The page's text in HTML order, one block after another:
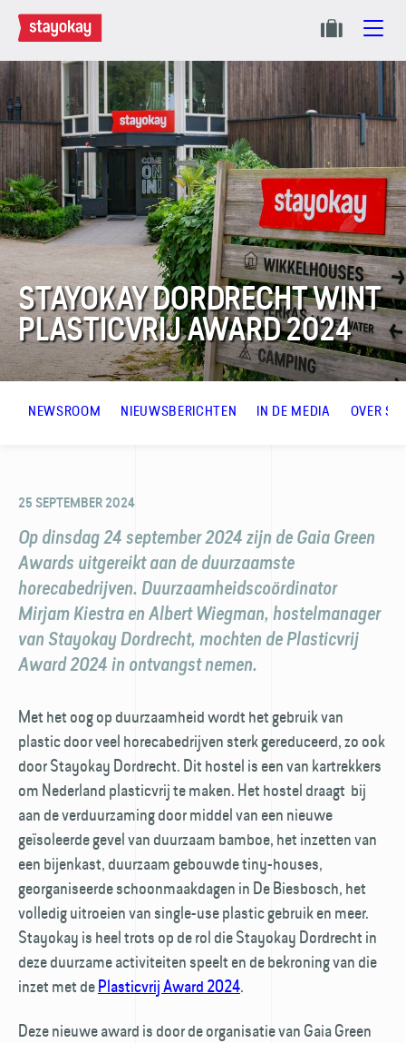
STAYOKAY DORDRECHT WINT
PLASTICVRIJ AWARD 2024
NEWSROOM NIEUWSBERICHTEN IN DE MEDIA OVER
25 SEPTEMBER 2024
Op dinsdag 24 september 2024 zijn de Gaia Green
Awards uitgereikt aan de duurzaamste
horecabedrijven. Duurzaamheidscoördinator
Mirjam Kiestra en Albert Wiegman, hostelmanager
van Stayokay Dordrecht, mochten de Plasticvrij
Award 2024 in ontvangst nemen.
Met het oog op duurzaamheid wordt het gebruik van
plastic door veel horecabedrijven sterk gereduceerd, zo ook
door Stayokay Dordrecht. Dit hostel is een van kartrekkers
om Nederland plasticvrij te maken. Het hostel draagt bij
aan de verduurzaming door middel van een nieuwe
geïsoleerde gevel van duurzaam bamboe, het inzetten van
een bijenkast, duurzaam gebouwde tiny-houses,
georganiseerde schoonmaakdagen in De Biesbosch, het
volledig uitroeien van single-use plastic gebruik en meer.
Stayokay is heel trots op de rol die Stayokay Dordrecht in
deze duurzame activiteiten speelt en de bekroning van die
inzet met dePlasticvrij Award 2024.
Deze nieuwe award is door de organisatie van Gaia Green